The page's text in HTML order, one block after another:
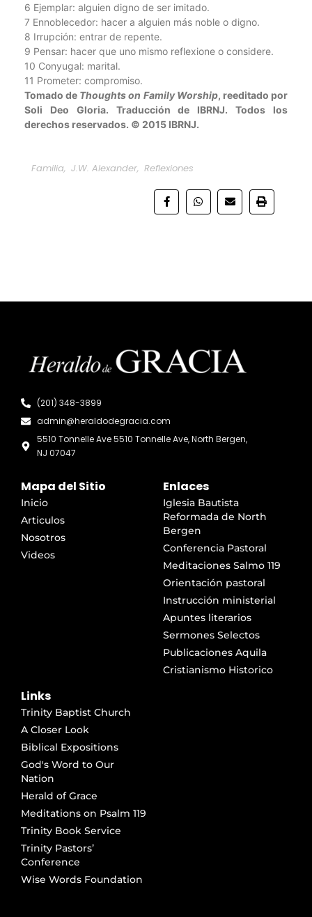
6 Ejemplar: alguien digno de ser imitado.
7 Ennoblecedor: hacer a alguien más noble o digno.
8 Irrupción: entrar de repente.
9 Pensar: hacer que uno mismo reflexione o considere.
10 Conyugal: marital.
11 Prometer: compromiso.
Tomado de Thoughts on Family Worship, reeditado por
Soli Deo Gloria. Traducción de IBRNJ. Todos los
derechos reservados. © 2015 IBRNJ.
Familia, J.W. Alexander, Reflexiones
(201) 348-3899
admin@heraldodegracia.com
5510 Tonnelle Ave 5510 Tonnelle Ave, North Bergen,
NJ 07047
Mapa del Sitio
Inicio
Articulos
Nosotros
Videos
Enlaces
Iglesia Bautista
Reformada de North
Bergen
Conferencia Pastoral
Meditaciones Salmo 119
Orientación pastoral
Instrucción ministerial
Apuntes literarios
Sermones Selectos
Publicaciones Aquila
Cristianismo Historico
Links
Trinity Baptist Church
A Closer Look
Biblical Expositions
God's Word to Our
Nation
Herald of Grace
Meditations on Psalm 119
Trinity Book Service
Trinity Pastors’
Conference
Wise Words Foundation